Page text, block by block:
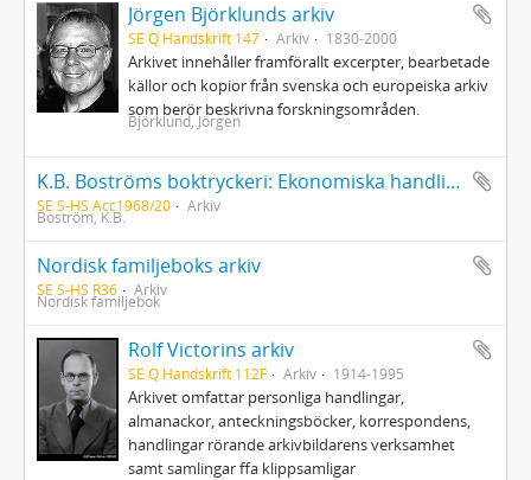
Jörgen Björklunds arkiv
SE Q Handskrift 147 Arkiv 1830-2000
Arkivet innehåller framförallt excerpter, bearbetade
källor och kopior från svenska och europeiska arkiv
som berör beskrivna forskningsområden.
Björklund, Jörgen
K.B. Boströms boktryckeri: Ekonomiska handlingar 1898-1926
SE S-HS Acc1968/20 Arkiv
Boström, K.B.
Nordisk familjeboks arkiv
SE S-HS R36 Arkiv
Nordisk familjebok
Rolf Victorins arkiv
SE Q Handskrift 112F Arkiv 1914-1995
Arkivet omfattar personliga handlingar,
almanackor, anteckningsböcker, korrespondens,
handlingar rörande arkivbildarens verksamhet
samt samlingar ffa klippsamligar